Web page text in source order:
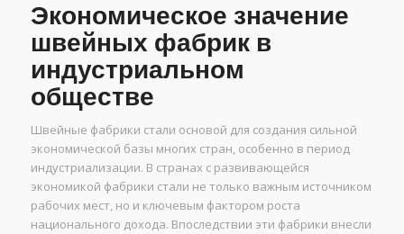
Экономическое значение
швейных фабрик в
индустриальном
обществе
Швейные фабрики стали основой для создания сильной
экономической базы многих стран, особенно в период
индустриализации. В странах с развивающейся
экономикой фабрики стали не только важным источником
рабочих мест, но и ключевым фактором роста
национального дохода. Впоследствии эти фабрики внесли